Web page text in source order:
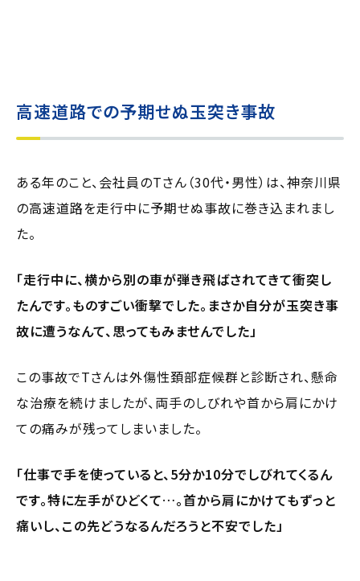
高速道路での予期せぬ玉突き事故
ある年のこと、会社員のTさん（30代・男性）は、神奈川県
の高速道路を走行中に予期せぬ事故に巻き込まれまし
た。
「走行中に、横から別の車が弾き飛ばされてきて衝突し
たんです。ものすごい衝撃でした。まさか自分が玉突き事
故に遭うなんて、思ってもみませんでした」
この事故でTさんは外傷性頚部症候群と診断され、懸命
な治療を続けましたが、両手のしびれや首から肩にかけ
ての痛みが残ってしまいました。
「仕事で手を使っていると、5分か10分でしびれてくるん
です。特に左手がひどくて…。首から肩にかけてもずっと
痛いし、この先どうなるんだろうと不安でした」